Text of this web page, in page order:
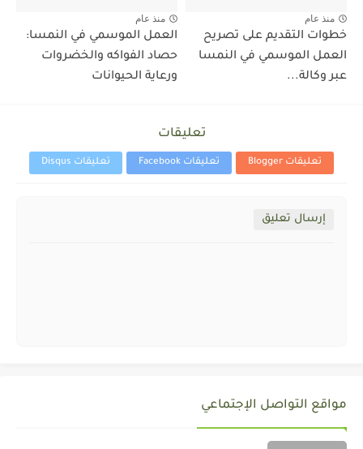
منذ عام
خطوات التقديم على تصريح
العمل الموسمي في النمسا
عبر وكالة...
منذ عام
العمل الموسمي في النمسا:
حصاد الفواكه والخضروات
ورعاية الحيوانات
تعليقات
تعليقات Blogger تعليقات Facebook تعليقات Disqus
إرسال تعليق
مواقع التواصل الإجتماعي